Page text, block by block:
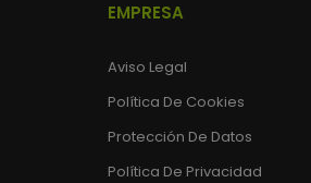
EMPRESA
Aviso Legal
Política De Cookies
Protección De Datos
Política De Privacidad